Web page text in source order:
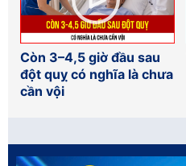
Còn 3–4,5 giờ đầu sau
đột quỵ có nghĩa là chưa
cần vội